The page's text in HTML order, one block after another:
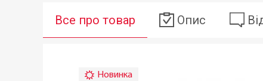
Все про товар Опис
Новинка